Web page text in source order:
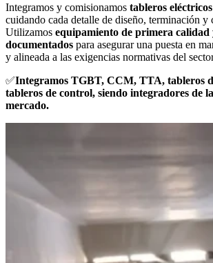
Integramos y comisionamos tableros
cuidando cada detalle de diseño, terminación y
Utilizamos equipamiento de primera calidad
documentados para asegurar una puesta en
y alineada a las exigencias normativas del
✅Integramos TGBT, CCM, TTA, tableros
tableros de control, siendo integradores de
mercado.